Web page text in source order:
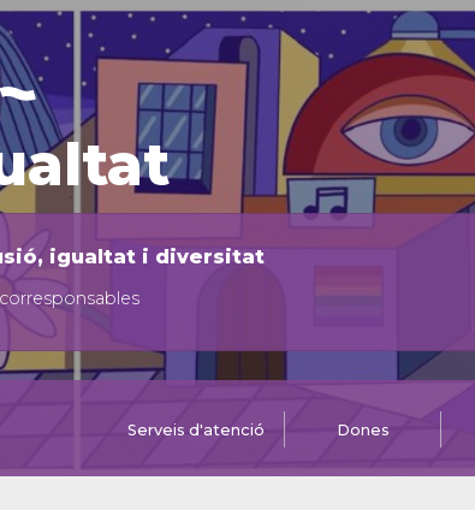
igualtat i diversitat
Serveis d'atenció Dones